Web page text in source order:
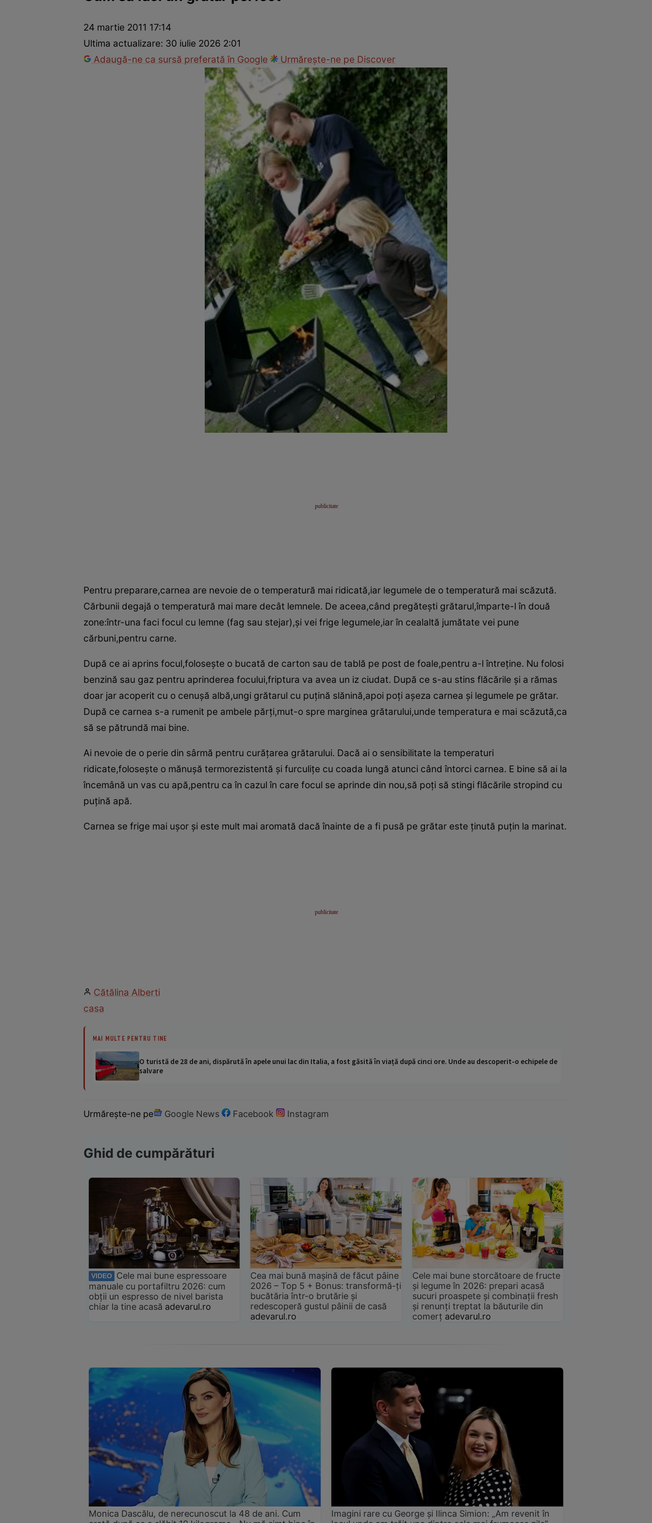
Dezvoltare personalăÎngrijire personalăCasă și grădină
24 martie 2011 17:14
Ultima actualizare: 30 iulie 2026 2:01
Adaugă-ne ca sursă preferată în Google
Urmărește-ne pe Discover
Pentru preparare,carnea are nevoie de o temperatură mai ridicată,iar legumele de o temperatură mai scăzută.
Cărbunii degajă o temperatură mai mare decât lemnele. De aceea,când pregăteşti grătarul,împarte-l în două
zone:într-una faci focul cu lemne (fag sau stejar),şi vei frige legumele,iar în cealaltă jumătate vei pune
cărbuni,pentru carne.
După ce ai aprins focul,foloseşte o bucată de carton sau de tablă pe post de foale,pentru a-l întreţine. Nu folosi
benzină sau gaz pentru aprinderea focului,friptura va avea un iz ciudat. După ce s-au stins flăcările şi a rămas
doar jar acoperit cu o cenuşă albă,ungi grătarul cu puţină slănină,apoi poţi aşeza carnea şi legumele pe grătar.
După ce carnea s-a rumenit pe ambele părţi,mut-o spre marginea grătarului,unde temperatura e mai scăzută,ca
să se pătrundă mai bine.
Ai nevoie de o perie din sârmă pentru curăţarea grătarului. Dacă ai o sensibilitate la temperaturi
ridicate,foloseşte o mănuşă termorezistentă şi furculiţe cu coada lungă atunci când întorci carnea. E bine să ai la
încemână un vas cu apă,pentru ca în cazul în care focul se aprinde din nou,să poţi să stingi flăcările stropind cu
puţină apă.
Carnea se frige mai uşor şi este mult mai aromată dacă înainte de a fi pusă pe grătar este ţinută puţin la marinat.
Cătălina Alberti
casa
MAI MULTE PENTRU TINE
O turistă de 28 de ani, dispărută în apele unui lac din Italia, a fost găsită în viață după cinci ore. Unde au descoperit-o echipele de
salvare
Urmărește-ne pe Google News Facebook Instagram
Ghid de cumpărături
VIDEO
Cele mai bune espressoare
manuale cu portafiltru 2026: cum
obții un espresso de nivel barista
chiar la tine acasă adevarul.ro
Cea mai bună mașină de făcut pâine
2026 – Top 5 + Bonus: transformă-ți
bucătăria într-o brutărie și
redescoperă gustul pâinii de casă
adevarul.ro
Cele mai bune storcătoare de fructe
și legume în 2026: prepari acasă
sucuri proaspete și combinații fresh
și renunți treptat la băuturile din
comerț adevarul.ro
Monica Dascălu, de nerecunoscut la 48 de ani. Cum
Imagini rare cu George și Ilinca Simion: „Am revenit în